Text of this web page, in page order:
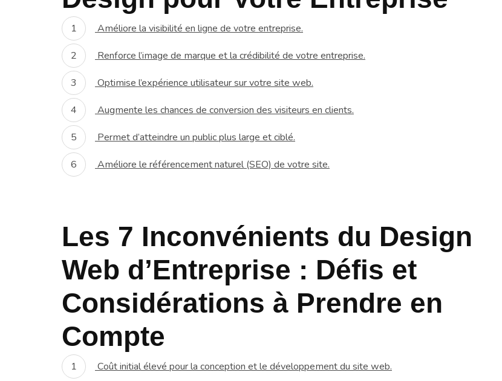
Améliore la visibilité en ligne de votre entreprise.
Renforce l’image de marque et la crédibilité de votre entreprise.
Optimise l’expérience utilisateur sur votre site web.
Augmente les chances de conversion des visiteurs en clients.
Permet d’atteindre un public plus large et ciblé.
Améliore le référencement naturel (SEO) de votre site.
Les 7 Inconvénients du Design
Web d’Entreprise : Défis et
Considérations à Prendre en
Compte
Coût initial élevé pour la conception et le développement du site web.